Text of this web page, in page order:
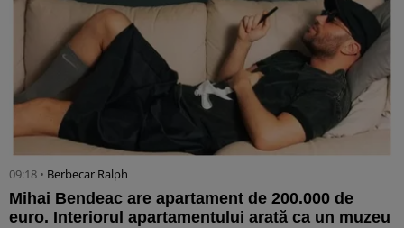
09:18 • Berbecar Ralph
Mihai Bendeac are apartament de 200.000 de
euro. Interiorul apartamentului arată ca un muzeu